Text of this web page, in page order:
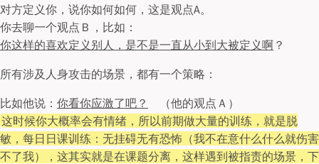
对方定义你，说你如何如何，这是观点A。
你去聊一个观点Ｂ，比如：
你这样的喜欢定义别人，是不是一直从小到大被定义啊 ？
所有涉及人身攻击的场景，都有一个策略：
比如他说： 你看你应激了吧？
（他的观点Ａ）
这时候你大概率会有情绪，所以前期做大量的训练，就是脱
敏，每日日课训练：无挂碍无有恐怖（我不在意什么什么就伤害
不了我），这其实就是在课题分离，这样遇到被指责的场景，下